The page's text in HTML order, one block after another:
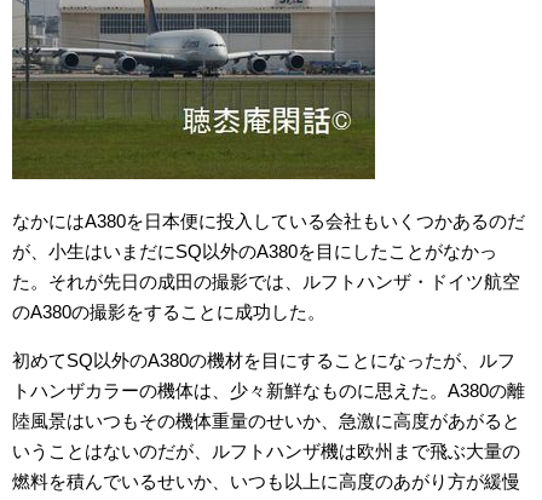
なかにはA380を日本便に投入している会社もいくつかあるのだ
が、小生はいまだにSQ以外のA380を目にしたことがなかっ
た。それが先日の成田の撮影では、ルフトハンザ・ドイツ航空
のA380の撮影をすることに成功した。
初めてSQ以外のA380の機材を目にすることになったが、ルフ
トハンザカラーの機体は、少々新鮮なものに思えた。A380の離
陸風景はいつもその機体重量のせいか、急激に高度があがると
いうことはないのだが、ルフトハンザ機は欧州まで飛ぶ大量の
燃料を積んでいるせいか、いつも以上に高度のあがり方が緩慢